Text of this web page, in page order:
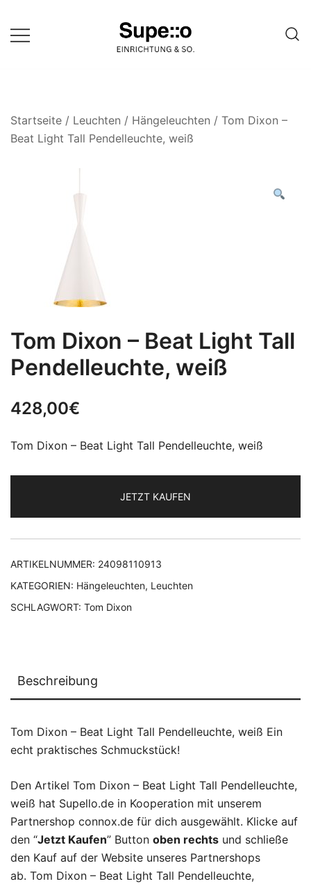
zum
Inhalt
einer Website
Startseite / Leuchten / Hängeleuchten / Tom Dixon –
Beat Light Tall Pendelleuchte, weiß
Tom Dixon – Beat Light Tall
Pendelleuchte, weiß
428,00€
Tom Dixon – Beat Light Tall Pendelleuchte, weiß
JETZT KAUFEN
ARTIKELNUMMER: 24098110913
KATEGORIEN: Hängeleuchten, Leuchten
SCHLAGWORT: Tom Dixon
Beschreibung
Tom Dixon – Beat Light Tall Pendelleuchte, weiß Ein
echt praktisches Schmuckstück!
Den Artikel Tom Dixon – Beat Light Tall Pendelleuchte,
weiß hat Supello.de in Kooperation mit unserem
Partnershop connox.de für dich ausgewählt. Klicke auf
den “Jetzt Kaufen” Button oben rechts und schließe
den Kauf auf der Website unseres Partnershops
ab. Tom Dixon – Beat Light Tall Pendelleuchte,